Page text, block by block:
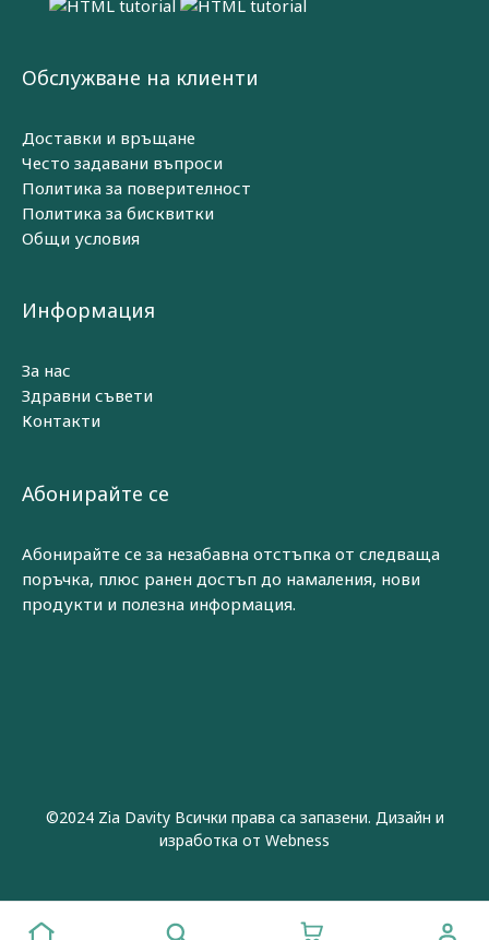
Обслужване на клиенти
Доставки и връщане
Често задавани въпроси
Политика за поверителност
Политика за бисквитки
Общи условия
Информация
За нас
Здравни съвети
Контакти
Абонирайте се
Абонирайте се за незабавна отстъпка от следваща
поръчка, плюс ранен достъп до намаления, нови
продукти и полезна информация.
©2024 Zia Davity Всички права са запазени. Дизайн и
изработка от Webness